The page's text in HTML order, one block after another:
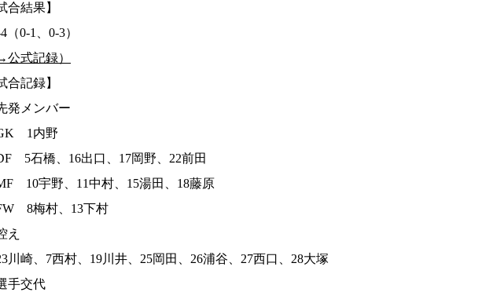
合結果】
（0-1、0-3）
公式記録）
合記録】
発メンバー
1内野
5石橋、16出口、17岡野、22前田
10宇野、11中村、15湯田、18藤原
8梅村、13下村
え
川崎、7西村、19川井、25岡田、26浦谷、27西口、28大塚
手交代